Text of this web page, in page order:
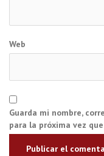
Web
Guarda mi nombre,
para la próxima vez